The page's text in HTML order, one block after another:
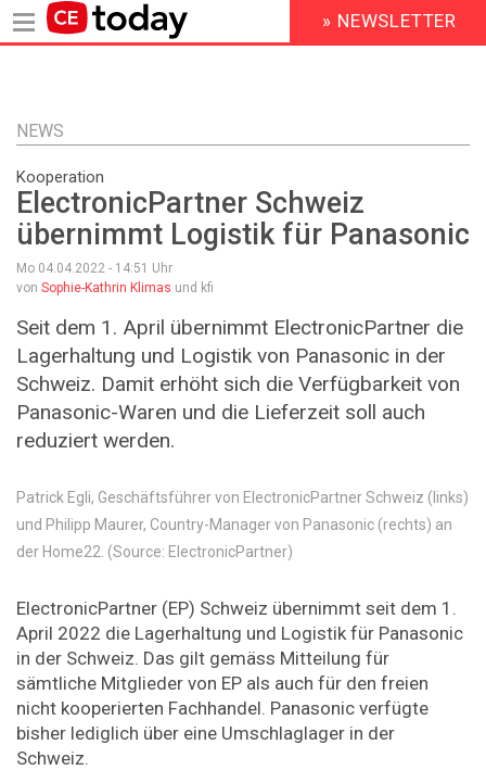
Inhalt
HEADER
MENU
» NEWSLETTER
NEWS
Kooperation
ElectronicPartner Schweiz
übernimmt Logistik für Panasonic
Mo 04.04.2022 - 14:51 Uhr
von Sophie-Kathrin Klimas und kfi
Seit dem 1. April übernimmt ElectronicPartner die
Lagerhaltung und Logistik von Panasonic in der
Schweiz. Damit erhöht sich die Verfügbarkeit von
Panasonic-Waren und die Lieferzeit soll auch
reduziert werden.
Patrick Egli, Geschäftsführer von ElectronicPartner Schweiz (links)
und Philipp Maurer, Country-Manager von Panasonic (rechts) an
der Home22. (Source: ElectronicPartner)
ElectronicPartner (EP) Schweiz übernimmt seit dem 1.
April 2022 die Lagerhaltung und Logistik für Panasonic
in der Schweiz. Das gilt gemäss Mitteilung für
sämtliche Mitglieder von EP als auch für den freien
nicht kooperierten Fachhandel. Panasonic verfügte
bisher lediglich über eine Umschlaglager in der
Schweiz.